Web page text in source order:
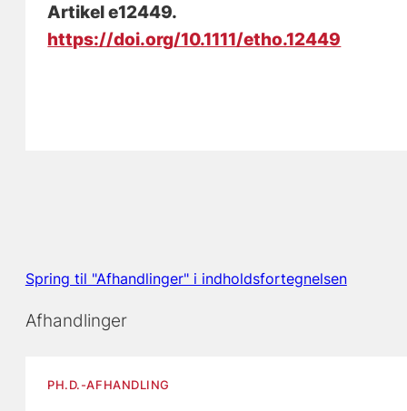
Artikel e12449.
https://doi.org/10.1111/etho.12449
Spring til "Afhandlinger" i indholdsfortegnelsen
Afhandlinger
PH.D.-AFHANDLING